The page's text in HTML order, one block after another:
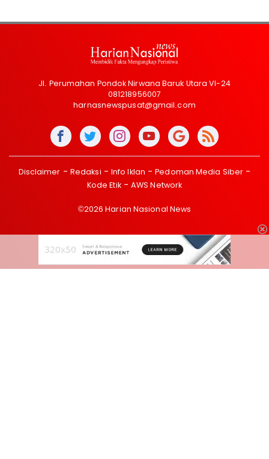
Jl. Perumahan Pondok Nirwana Baruk Utara VI-24
081218956007
harnasnewspusat@gmail.com
Disclaimer Redaksi Info Iklan
Pedoman Media Siber
Kode Etik
AWS Network
©2026 Harian Nasional News